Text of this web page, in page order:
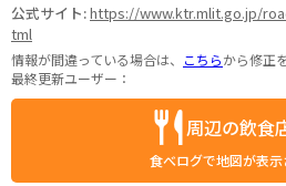
公式サイト:https://www.ktr.mlit.go.jp/
tml
情報が間違っている場合は、 こちらから修正
最終更新ユーザー：
周辺の飲食
食べログで地図が表示